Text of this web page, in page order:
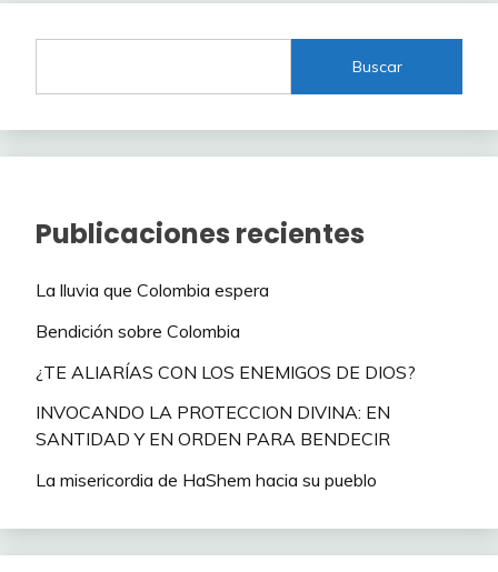
Buscar
Publicaciones recientes
La lluvia que Colombia espera
Bendición sobre Colombia
¿TE ALIARÍAS CON LOS ENEMIGOS DE DIOS?
INVOCANDO LA PROTECCION DIVINA: EN
SANTIDAD Y EN ORDEN PARA BENDECIR
La misericordia de HaShem hacia su pueblo